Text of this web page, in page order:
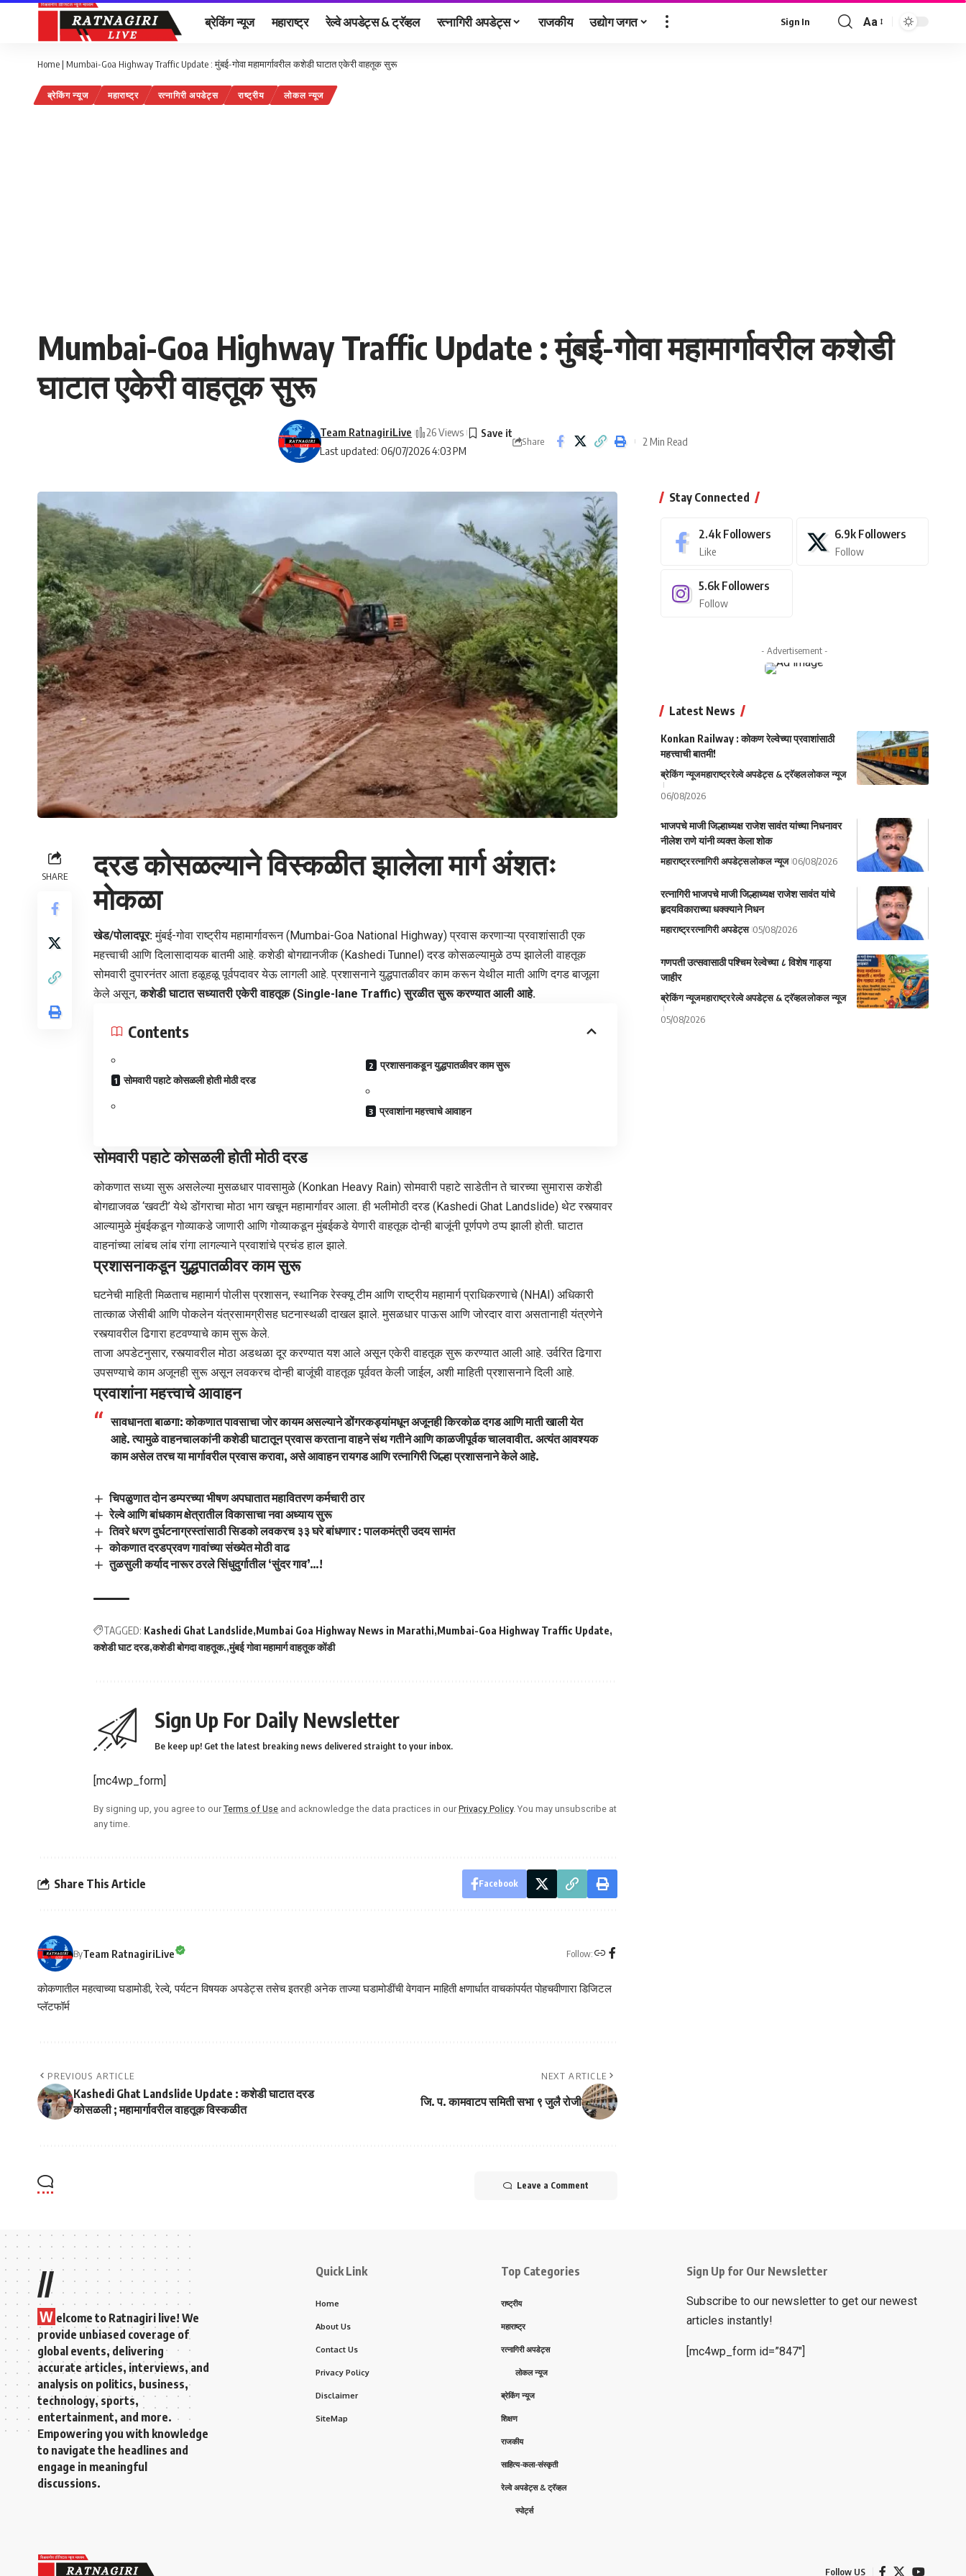
ब्रेकिंग न्यूज महाराष्ट्र रेल्वे अपडेट्स & ट्रॅव्हल रत्नागिरी अपडेट्स राजकीय उद्योग जगत Sign In
Font
Aa
Home | Mumbai-Goa Highway Traffic Update : मुंबई-गोवा महामार्गावरील कशेडी घाटात एकेरी वाहतूक सुरू
ब्रेकिंग न्यूज महाराष्ट्र रत्नागिरी अपडेट्स राष्ट्रीय लोकल न्यूज
Mumbai-Goa Highway Traffic Update : मुंबई-गोवा महामार्गावरील कशेडी
घाटात एकेरी वाहतूक सुरू
Last updated: 06/07/2026 4:03 PM
Team RatnagiriLive 26 Views
Share 2 Min Read
SHARE
दरड कोसळल्याने विस्कळीत झालेला मार्ग अंशतः
मोकळा
खेड/पोलादपूर:मुंबई-गोवा राष्ट्रीय महामार्गावरून (Mumbai-Goa National Highway) प्रवास करणाऱ्या प्रवाशांसाठी एक
महत्त्वाची आणि दिलासादायक बातमी आहे. कशेडी बोगद्यानजीक (Kashedi Tunnel) दरड कोसळल्यामुळे ठप्प झालेली वाहतूक
सोमवारी दुपारनंतर आता हळूहळू पूर्वपदावर येऊ लागली आहे. प्रशासनाने युद्धपातळीवर काम करून येथील माती आणि दगड बाजूला
केले असून,कशेडी घाटात सध्यातरी एकेरी वाहतूक (Single-lane Traffic) सुरळीत सुरू करण्यात आली आहे.
Contents
​सोमवारी पहाटे कोसळली होती मोठी दरड
​प्रशासनाकडून युद्धपातळीवर काम सुरू
​प्रवाशांना महत्त्वाचे आवाहन
​सोमवारी पहाटे कोसळली होती मोठी दरड
​कोकणात सध्या सुरू असलेल्या मुसळधार पावसामुळे (Konkan Heavy Rain) सोमवारी पहाटे साडेतीन ते चारच्या सुमारास कशेडी
बोगद्याजवळ ‘खवटी’ येथे डोंगराचा मोठा भाग खचून महामार्गावर आला. ही भलीमोठी दरड (Kashedi Ghat Landslide) थेट रस्त्यावर
आल्यामुळे मुंबईकडून गोव्याकडे जाणारी आणि गोव्याकडून मुंबईकडे येणारी वाहतूक दोन्ही बाजूंनी पूर्णपणे ठप्प झाली होती. घाटात
वाहनांच्या लांबच लांब रांगा लागल्याने प्रवाशांचे प्रचंड हाल झाले.
​प्रशासनाकडून युद्धपातळीवर काम सुरू
​घटनेची माहिती मिळताच महामार्ग पोलीस प्रशासन, स्थानिक रेस्क्यू टीम आणि राष्ट्रीय महामार्ग प्राधिकरणाचे (NHAI) अधिकारी
तात्काळ जेसीबी आणि पोकलेन यंत्रसामग्रीसह घटनास्थळी दाखल झाले. मुसळधार पाऊस आणि जोरदार वारा असतानाही यंत्रणेने
रस्त्यावरील ढिगारा हटवण्याचे काम सुरू केले.
​ताजा अपडेटनुसार, रस्त्यावरील मोठा अडथळा दूर करण्यात यश आले असून एकेरी वाहतूक सुरू करण्यात आली आहे. उर्वरित ढिगारा
उपसण्याचे काम अजूनही सुरू असून लवकरच दोन्ही बाजूंची वाहतूक पूर्ववत केली जाईल, अशी माहिती प्रशासनाने दिली आहे.
​प्रवाशांना महत्त्वाचे आवाहन
सावधानता बाळगा:कोकणात पावसाचा जोर कायम असल्याने डोंगरकड्यांमधून अजूनही किरकोळ दगड आणि माती खाली येत
आहे. त्यामुळे वाहनचालकांनी कशेडी घाटातून प्रवास करताना वाहने संथ गतीने आणि काळजीपूर्वक चालवावीत. अत्यंत आवश्यक
काम असेल तरच या मार्गावरील प्रवास करावा, असे आवाहन रायगड आणि रत्नागिरी जिल्हा प्रशासनाने केले आहे.
चिपळुणात दोन डम्परच्या भीषण अपघातात महावितरण कर्मचारी ठार
रेल्वे आणि बांधकाम क्षेत्रातील विकासाचा नवा अध्याय सुरू
तिवरे धरण दुर्घटनाग्रस्तांसाठी सिडको लवकरच ३३ घरे बांधणार : पालकमंत्री उदय सामंत
कोकणात दरडप्रवण गावांच्या संख्येत मोठी वाढ
तुळसुली कर्याद नारूर ठरले सिंधुदुर्गातील ‘सुंदर गाव’…!
TAGGED: Kashedi Ghat Landslide Mumbai Goa Highway News in Marathi Mumbai-Goa Highway Traffic Update
कशेडी घाट दरड कशेडी बोगदा वाहतूक. मुंबई गोवा महामार्ग वाहतूक कोंडी
Sign Up For Daily Newsletter
Be keep up! Get the latest breaking news delivered straight to your inbox.
[mc4wp_form]
By signing up, you agree to our Terms of Use and acknowledge the data practices in our Privacy Policy. You may unsubscribe at
any time.
Share This Article Facebook
ByTeam RatnagiriLive Follow:
कोकणातील महत्वाच्या घडामोडी, रेल्वे, पर्यटन विषयक अपडेट्स तसेच इतरही अनेक ताज्या घडामोडींची वेगवान माहिती क्षणार्धात वाचकांपर्यत पोहचवीणारा डिजिटल
प्लॅटफॉर्म
PREVIOUS ARTICLE
Kashedi Ghat Landslide Update : कशेडी घाटात दरड
कोसळली ; महामार्गावरील वाहतूक विस्कळीत
NEXT ARTICLE
जि. प. कामवाटप समिती सभा ९ जुलै रोजी
Leave a Comment
Stay Connected
2.4k Followers
Like
6.9k Followers
Follow
5.6k Followers
Follow
- Advertisement -
Latest News
Konkan Railway : कोकण रेल्वेच्या प्रवाशांसाठी
महत्त्वाची बातमी!
ब्रेकिंग न्यूजमहाराष्ट्ररेल्वे अपडेट्स & ट्रॅव्हललोकल न्यूज
06/08/2026
भाजपचे माजी जिल्हाध्यक्ष राजेश सावंत यांच्या निधनावर
नीलेश राणे यांनी व्यक्त केला शोक
महाराष्ट्ररत्नागिरी अपडेट्सलोकल न्यूज 06/08/2026
रत्नागिरी भाजपचे माजी जिल्हाध्यक्ष राजेश सावंत यांचे
हृदयविकाराच्या धक्क्याने निधन
महाराष्ट्ररत्नागिरी अपडेट्स 05/08/2026
गणपती उत्सवासाठी पश्चिम रेल्वेच्या ८ विशेष गाड्या
जाहीर
ब्रेकिंग न्यूजमहाराष्ट्ररेल्वे अपडेट्स & ट्रॅव्हललोकल न्यूज
05/08/2026
//
W elcome to Ratnagiri live! We
provide unbiased coverage of
global events, delivering
accurate articles, interviews, and
analysis on politics, business,
technology, sports,
entertainment, and more.
Empowering you with knowledge
to navigate the headlines and
engage in meaningful
discussions.
Quick Link
Home
About Us
Contact Us
Privacy Policy
Disclaimer
SiteMap
Top Categories
राष्ट्रीय
महाराष्ट्र
रत्नागिरी अपडेट्स
लोकल न्यूज
ब्रेकिंग न्यूज
शिक्षण
राजकीय
साहित्य-कला-संस्कृती
रेल्वे अपडेट्स & ट्रॅव्हल
स्पोर्ट्स
Sign Up for Our Newsletter
Subscribe to our newsletter to get our newest
articles instantly!
[mc4wp_form id=”847″]
Follow US